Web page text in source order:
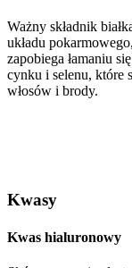
Ważny składnik
układu
zapobiega łamaniu
cynku i selenu, które
włosów i brody.
Kwasy
Kwas hialuronowy